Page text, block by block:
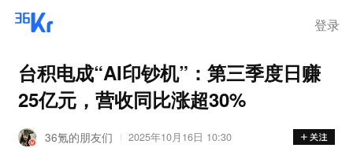
登录
台积电成“AI印钞机”：第三季度日赚
25亿元，营收同比涨超30%
36氪的朋友们 2025年10月16日 10:30